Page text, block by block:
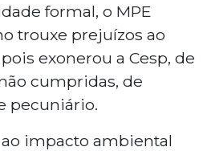
formal, o MPE
trouxe prejuízos ao
exonerou a Cesp, de
cumpridas, de
pecuniário.
ao impacto ambiental